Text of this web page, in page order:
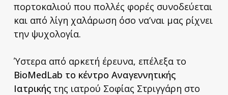
πορτοκαλιού που πολλές φορές συνοδεύεται
και από λίγη χαλάρωση όσο να’ναι μας ρίχνει
την ψυχολογία.
Ύστερα από αρκετή έρευνα, επέλεξα το
BioMedLab το κέντρο Αναγεννητικής
Ιατρικήςτης ιατρού Σοφίας Στριγγάρη στο